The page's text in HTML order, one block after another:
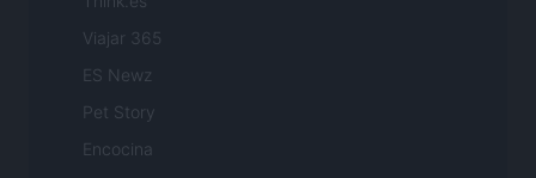
Viajar 365
ES Newz
Pet Story
Encocina